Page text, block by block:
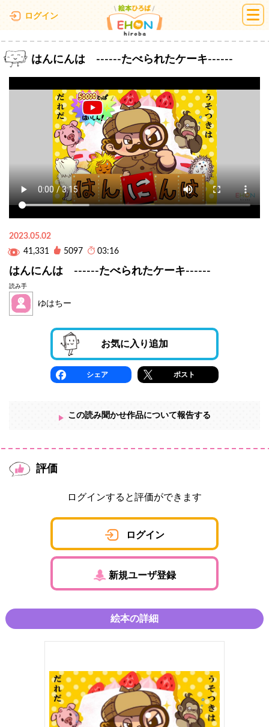
ログイン 絵本ひろば
はんにんは ------たべられたケーキ------
2023.05.02
41,331
5097 03:16
はんにんは ------たべられたケーキ------
読み手
ゆはちー
お気に入り追加
シェア ポスト
この読み聞かせ作品について報告する
評価
ログインすると評価ができます
ログイン
新規ユーザ登録
絵本の詳細